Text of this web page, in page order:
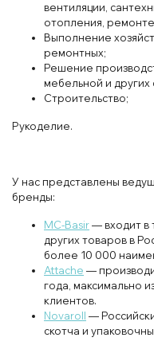
вентиляции,
отопления,
Выполнение
ремонтных;
Решение
мебельной и
Строительство;
Рукоделие.
У нас представлены
бренды:
MC-Basir— входит в
других товаров в
более 10 000
Attache —
года, максимально
клиентов.
Novaroll —
скотча и